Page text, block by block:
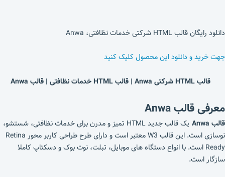
دانلود رایگان قالب HTML شرکتی خدمات نظافتی، Anwa
جهت خرید و دانلود این محصول کلیک کنید
قالب HTML شرکتی Anwa | قالب HTML خدمات نظافتی | قالب Anwa
معرفی قالب Anwa
قالب Anwa
یک قالب جدید HTML تمیز و مدرن برای خدمات نظافتی، شستشو،
نوسازی است. این قالب W3 معتبر است و دارای طرح طراحی کاربر محور Retina
Ready است. با انواع دستگاه های موبایل، تبلت، نوت بوک و دسکتاپ کاملا
سازگار است.